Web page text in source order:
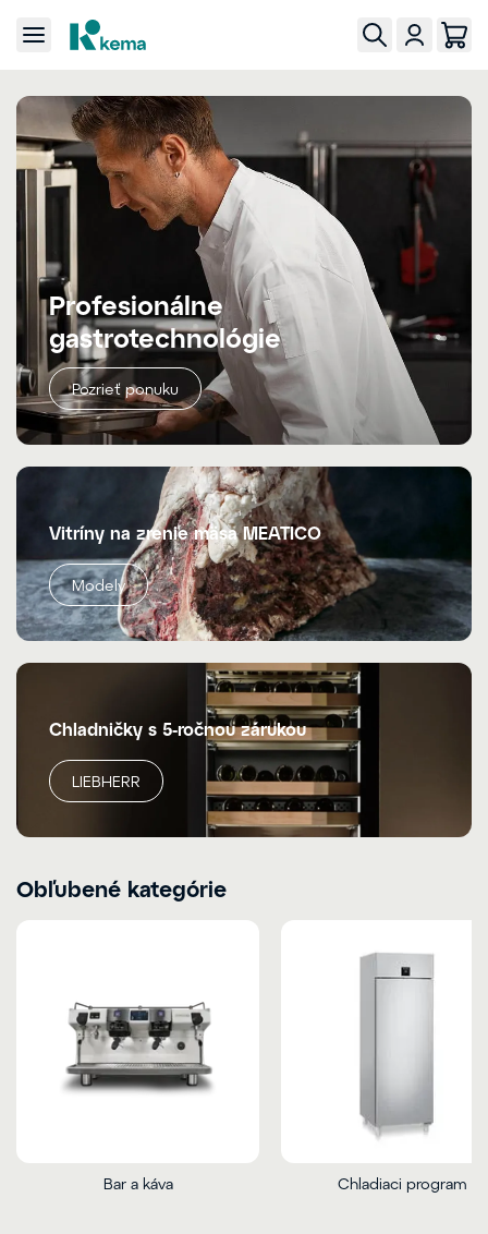
Profesionálne
gastrotechnológie
Pozrieť ponuku
Vitríny na zrenie mäsa MEATICO
Modely
Chladničky s 5-ročnou zárukou
LIEBHERR
Obľubené kategórie
Bar a káva Chladiaci program